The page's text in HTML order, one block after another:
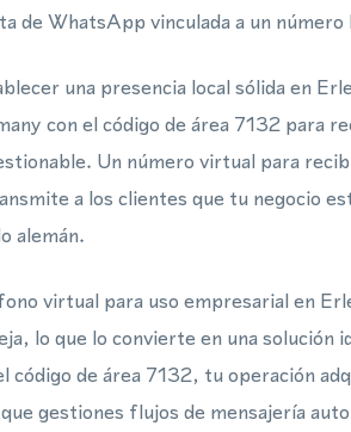
de WhatsApp vinculada a un
una presencia local sólida en
con el código de área 7132 para
Un número virtual para
a los clientes que tu negocio
alemán.
virtual para uso empresarial en
lo que lo convierte en una solución
código de área 7132, tu operación
gestiones flujos de mensajería